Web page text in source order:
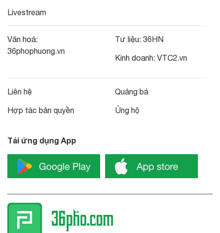
Livestream
Văn hoá:
36phophuong.vn
Tư liệu: 36HN
Kinh doanh: VTC2.vn
Liên hệ
Hợp tác bản quyền
Quảng bá
Ủng hộ
Tải ứng dụng App